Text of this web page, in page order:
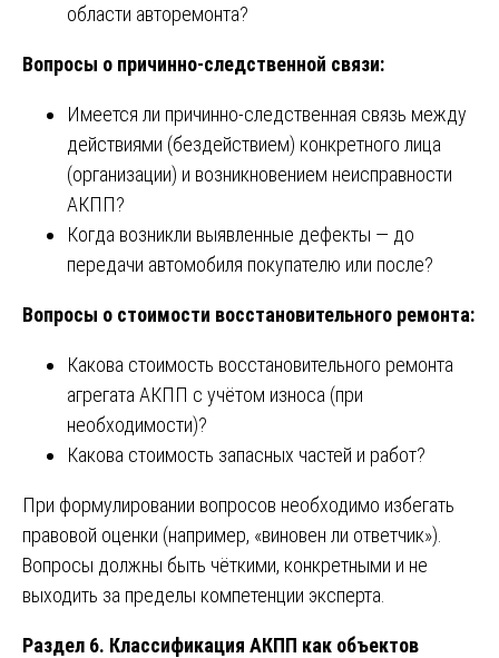
области авторемонта?
Вопросы о причинно-следственной связи:
Имеется ли причинно-следственная связь между
действиями (бездействием) конкретного лица
(организации) и возникновением неисправности
АКПП?
Когда возникли выявленные дефекты — до
передачи автомобиля покупателю или после?
Вопросы о стоимости восстановительного ремонта:
Какова стоимость восстановительного ремонта
агрегата АКПП с учётом износа (при
необходимости)?
Какова стоимость запасных частей и работ?
При формулировании вопросов необходимо избегать
правовой оценки (например, «виновен ли ответчик»).
Вопросы должны быть чёткими, конкретными и не
выходить за пределы компетенции эксперта.
Раздел 6. Классификация АКПП как объектов